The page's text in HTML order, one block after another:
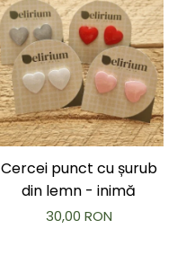
Cercei punct cu șurub
din lemn - inimă
30,00 RON